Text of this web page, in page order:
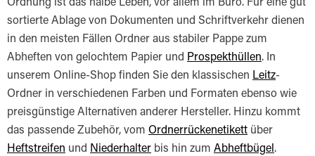
Ordnung ist das halbe Leben, vor allem im Büro. Für eine gut
sortierte Ablage von Dokumenten und Schriftverkehr dienen
in den meisten Fällen Ordner aus stabiler Pappe zum
Abheften von gelochtem Papier und Prospekthüllen. In
unserem Online-Shop finden Sie den klassischen Leitz-
Ordner in verschiedenen Farben und Formaten ebenso wie
preisgünstige Alternativen anderer Hersteller. Hinzu kommt
das passende Zubehör, vom Ordnerrückenetikett über
Heftstreifen und Niederhalter bis hin zum Abheftbügel .